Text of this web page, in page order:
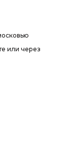
или через